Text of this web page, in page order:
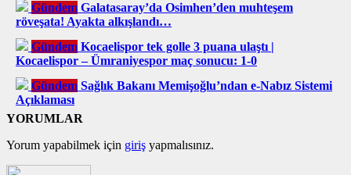
Gündem Galatasaray’da Osimhen’den muhteşem
röveşata! Ayakta alkışlandı…
Gündem Kocaelispor tek golle 3 puana ulaştı |
Kocaelispor – Ümraniyespor maç sonucu: 1-0
Gündem Sağlık Bakanı Memişoğlu’ndan e-Nabız Sistemi
Açıklaması
YORUMLAR
Yorum yapabilmek için giriş yapmalısınız.